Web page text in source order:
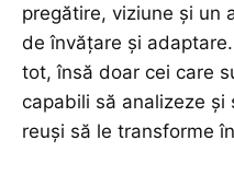
pregătire, viziune și un
de învățare și
tot, însă doar cei care
capabili să analizeze
reuși să le transforme